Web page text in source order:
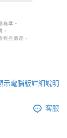
示電腦版詳細說明
客服